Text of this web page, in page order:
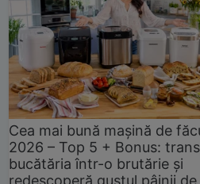
Cea mai bună mașină de
2026 – Top 5 + Bonus:
bucătăria într-o brutărie și